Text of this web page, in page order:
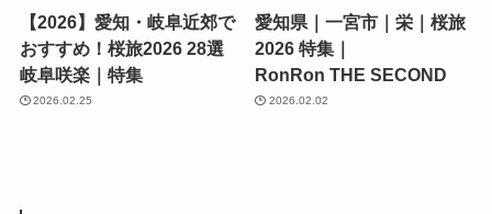
【2026】愛知・岐阜近郊で
おすすめ！桜旅2026 28選
岐阜咲楽｜特集
2026.02.25
愛知県｜一宮市｜栄｜桜旅
2026 特集｜
RonRon THE SECOND
2026.02.02